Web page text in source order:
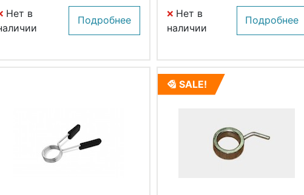
Нет в
Подробнее
Нет в
наличии
Подробнее
SALE!